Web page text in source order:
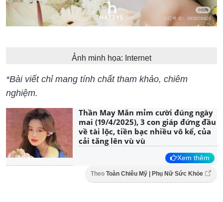
Ảnh minh họa: Internet
*Bài viết chỉ mang tính chất tham khảo, chiêm
nghiệm.
Thần May Mắn mỉm cười đúng ngày
mai (19/4/2025), 3 con giáp đứng đầu
về tài lộc, tiền bạc nhiều vô kể, của
cải tăng lên vù vù
Xem thêm
Theo Toàn Chiêu Mỹ | Phụ Nữ Sức Khỏe